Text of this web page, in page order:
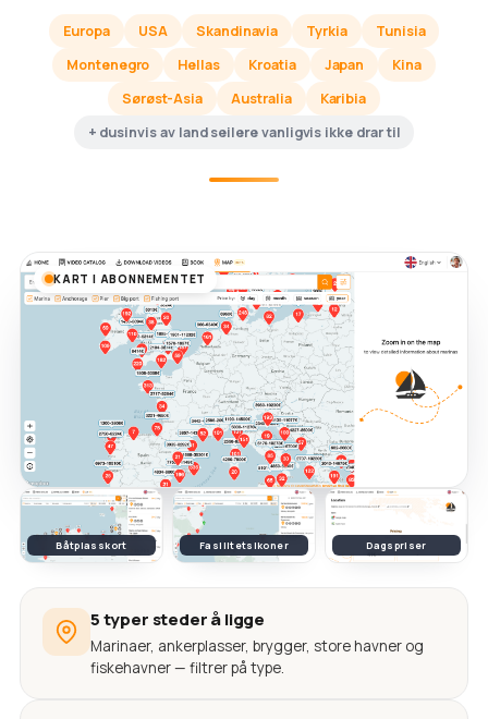
Europa USA Skandinavia Tyrkia
Tunisia
Montenegro
Hellas Kroatia Japan
Kina
Sørøst-Asia
Australia
Karibia
+ dusinvis av land seilere vanligvis ikke drar til
KART I ABONNEMENTET
Båtplasskort Fasilitetsikoner Dagspriser
5 typer steder å ligge
Marinaer, ankerplasser, brygger, store havner og
fiskehavner — filtrer på type.